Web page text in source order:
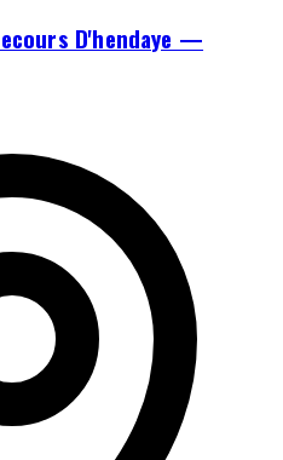
D'hendaye —